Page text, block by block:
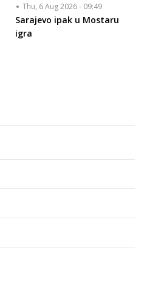
Thu, 6 Aug 2026 - 09:49
Sarajevo ipak u Mostaru
igra